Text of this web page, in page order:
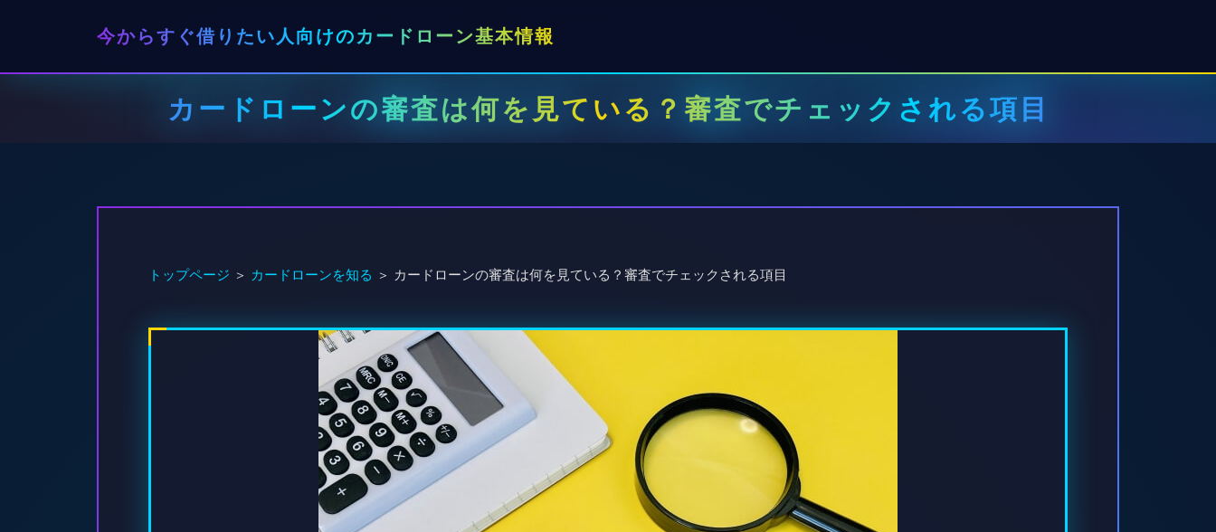
今からすぐ借りたい人向けのカードローン基本情報
カードローンの審査は何を見ている？審査でチェックされる項目
トップページ ＞ カードローンを知る ＞ カードローンの審査は何を見ている？審査でチェックされる項目